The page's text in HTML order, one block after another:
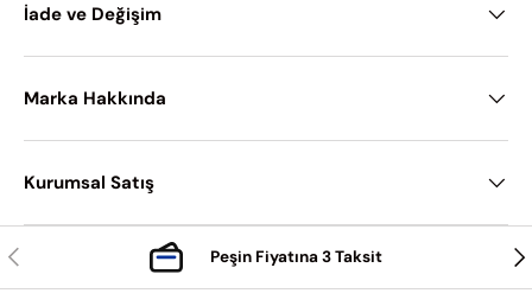
İade ve Değişim
Marka Hakkında
Kurumsal Satış
Önceki Peşin Fiyatına 3 Taksit